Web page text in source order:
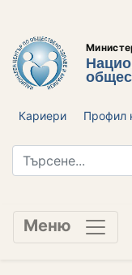
Кариери Профил
Меню